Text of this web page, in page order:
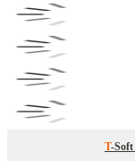
T-Soft